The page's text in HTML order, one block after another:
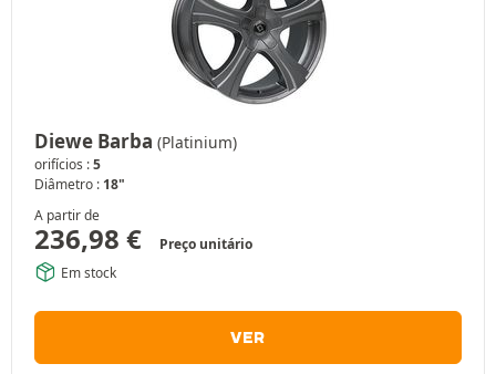
Diewe Barba (Platinium)
orifícios :5
Diâmetro : 18"
A partir de
236,98 €
Preço unitário
Em stock
VER